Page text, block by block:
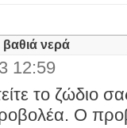
νερά
12:59
το ζώδιο
Ο